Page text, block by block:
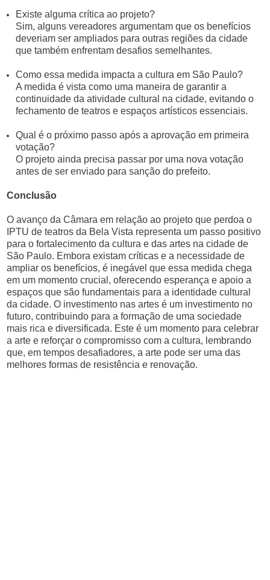
Existe alguma crítica ao projeto?
Sim, alguns vereadores argumentam que os benefícios
deveriam ser ampliados para outras regiões da cidade
que também enfrentam desafios semelhantes.
Como essa medida impacta a cultura em São Paulo?
A medida é vista como uma maneira de garantir a
continuidade da atividade cultural na cidade, evitando o
fechamento de teatros e espaços artísticos essenciais.
Qual é o próximo passo após a aprovação em primeira
votação?
O projeto ainda precisa passar por uma nova votação
antes de ser enviado para sanção do prefeito.
Conclusão
O avanço da Câmara em relação ao projeto que perdoa o
IPTU de teatros da Bela Vista representa um passo positivo
para o fortalecimento da cultura e das artes na cidade de
São Paulo. Embora existam críticas e a necessidade de
ampliar os benefícios, é inegável que essa medida chega
em um momento crucial, oferecendo esperança e apoio a
espaços que são fundamentais para a identidade cultural
da cidade. O investimento nas artes é um investimento no
futuro, contribuindo para a formação de uma sociedade
mais rica e diversificada. Este é um momento para celebrar
a arte e reforçar o compromisso com a cultura, lembrando
que, em tempos desafiadores, a arte pode ser uma das
melhores formas de resistência e renovação.